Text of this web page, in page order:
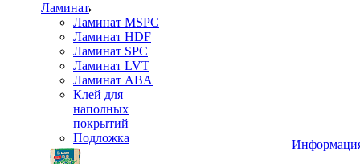
Ламинат
Ламинат MSPC
Ламинат HDF
Ламинат SPC
Ламинат LVT
Ламинат ABA
Клей для
наполных
покрытий
Подложка